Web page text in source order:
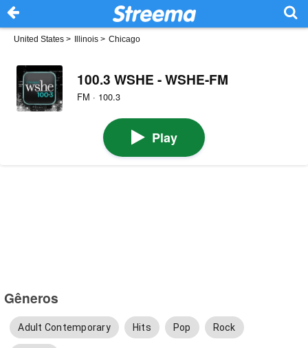
United States > Illinois > Chicago
100.3 WSHE - WSHE-FM
FM · 100.3
Play
Gêneros
Adult Contemporary Hits Pop Rock